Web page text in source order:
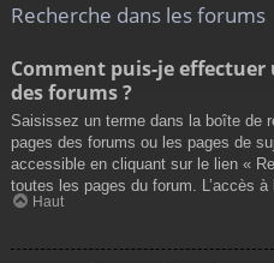
Recherche dans les forums
Comment puis-je
des forums ?
Saisissez un terme dans la boîte de
pages des forums ou les pages de
accessible en cliquant sur le lien «
toutes les pages du forum. L’accès
Haut